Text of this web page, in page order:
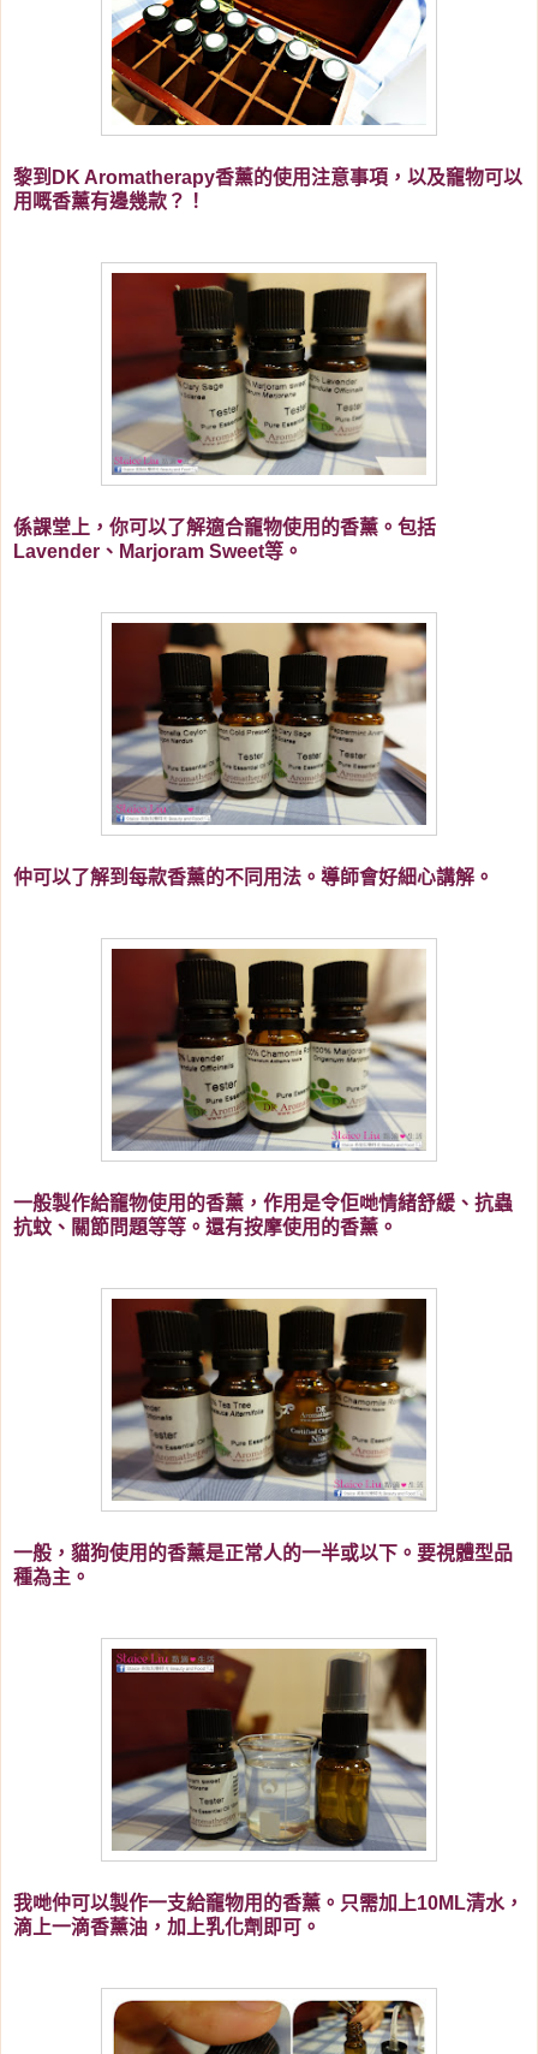
黎到DK Aromatherapy香薰的使用注意事項，以及竉物可以
用嘅香薰有邊幾款？！
係課堂上，你可以了解適合竉物使用的香薰。包括
Lavender、Marjoram Sweet等。
仲可以了解到每款香薰的不同用法。導師會好細心講解。
一般製作給竉物使用的香薰，作用是令佢哋情緒舒緩、抗蟲
抗蚊、關節問題等等。還有按摩使用的香薰。
一般，貓狗使用的香薰是正常人的一半或以下。要視體型品
種為主。
我哋仲可以製作一支給竉物用的香薰。只需加上10ML清水，
滴上一滴香薰油，加上乳化劑即可。